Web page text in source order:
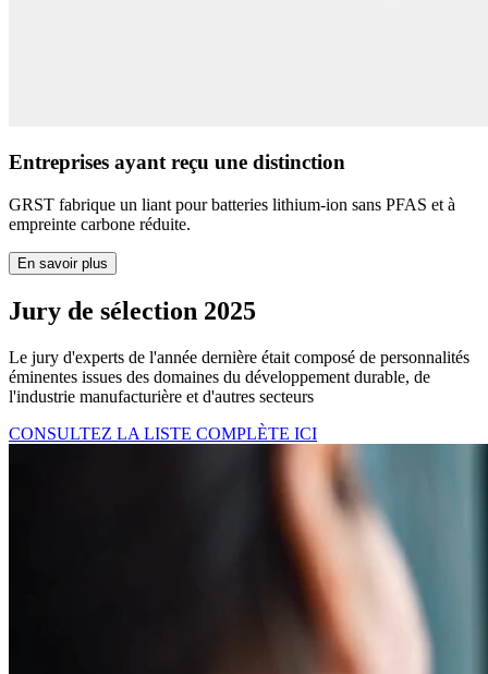
Entreprises ayant reçu une distinction
GRST fabrique un liant pour batteries lithium-ion sans PFAS et à
empreinte carbone réduite.
En savoir plus
Jury de sélection 2025
Le jury d'experts de l'année dernière était composé de personnalités
éminentes issues des domaines du développement durable, de
l'industrie manufacturière et d'autres secteurs
CONSULTEZ LA LISTE COMPLÈTE ICI